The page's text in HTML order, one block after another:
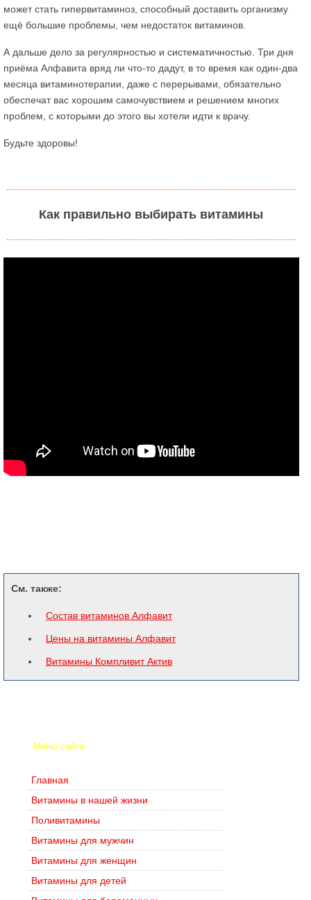
может стать гипервитаминоз, способный доставить организму
ещё большие проблемы, чем недостаток витаминов.
А дальше дело за регулярностью и систематичностью. Три дня
приёма Алфавита вряд ли что-то дадут, в то время как один-два
месяца витаминотерапии, даже с перерывами, обязательно
обеспечат вас хорошим самочувствием и решением многих
проблем, с которыми до этого вы хотели идти к врачу.
Будьте здоровы!
Как правильно выбирать витамины
См. также:
Состав витаминов Алфавит
Цены на витамины Алфавит
Витамины Компливит Актив
Меню сайта
Главная
Витамины в нашей жизни
Поливитамины
Витамины для мужчин
Витамины для женщин
Витамины для детей